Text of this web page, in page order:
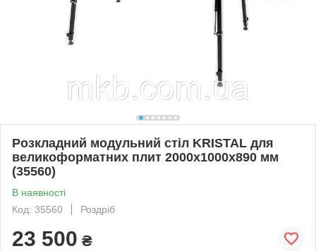
Розкладний модульний стіл KRISTAL для
великоформатних плит 2000x1000х890 мм
(35560)
В наявності
Код: 35560
Роздріб
23 500 ₴